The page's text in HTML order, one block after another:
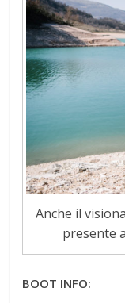
Anche il
presente
BOOT INFO: